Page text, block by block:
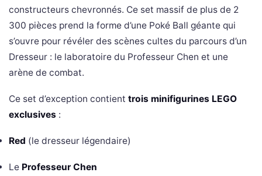
constructeurs chevronnés. Ce set massif de plus de 2
300 pièces prend la forme d’une Poké Ball géante qui
s’ouvre pour révéler des scènes cultes du parcours d’un
Dresseur : le laboratoire du Professeur Chen et une
arène de combat.
Ce set d’exception contient trois minifigurines LEGO
exclusives :
Red (le dresseur légendaire)
Le Professeur Chen